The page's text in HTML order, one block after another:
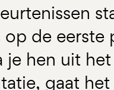
de eerste
je hen uit
gaat